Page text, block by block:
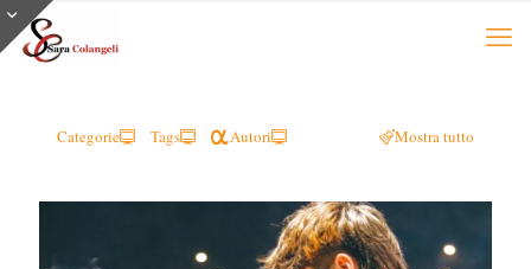
Categorie Tags Autori Mostra tutto